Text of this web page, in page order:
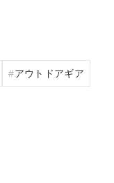
アウトドアギア